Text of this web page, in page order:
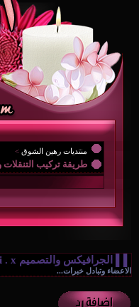
منتديات رهين الشوق >
طريقة تركيب التنقلات
▌▌ الجرافيكس والتصميم G . я . a . p . h . i . x ₪•<
الاعضاء وتبادل خبرات...